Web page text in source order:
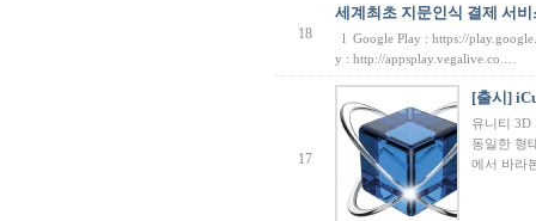
18
세계최초 지문인식 결제 서
l Google Play : https://
y : http://appsplay.vegalive.co.…
17
[출시]
유니티 3D
동일한 형
에서 바라